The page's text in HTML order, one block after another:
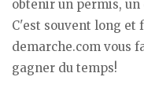
obtenir un permis, un
C'est souvent long et
demarche.com vous
gagner du temps!